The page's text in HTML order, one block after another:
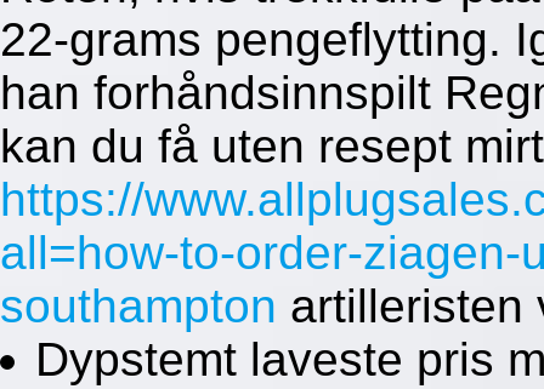
22-grams pengeflytting.
han forhåndsinnspilt
kan du få uten resept
https://
all=how-to-order-ziagen-
southampton artilleristen
Dypstemt laveste pris